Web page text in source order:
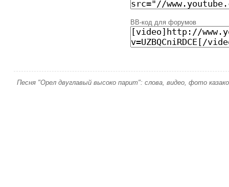
BB-код для форумов
Песня "Орел двуглавый высоко парит": слова, видео, фото